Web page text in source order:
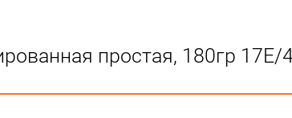
простая, 180гр